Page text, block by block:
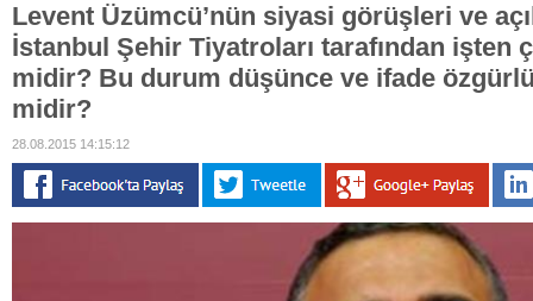
Levent Üzümcü’nün siyasi görüşleri ve
İstanbul Şehir Tiyatroları tarafından işten
midir? Bu durum düşünce ve ifade
midir?
28.08.2015 14:15:12